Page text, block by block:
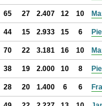
65 27 2.407 12 10
44 15 2.933 15 6
70 22 3.181 16 10
38 19 2.000 10 8
28 20 1.400 6 6